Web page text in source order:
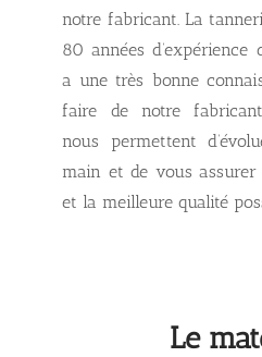
notre fabricant. La
80 années
a une très bonne
faire de notre
nous permettent
main et de vous
et la meilleure qualité
Le